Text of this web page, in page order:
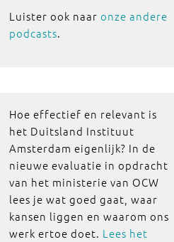
Luister ook naar onze andere
podcasts.
Hoe effectief en relevant is
het Duitsland Instituut
Amsterdam eigenlijk? In de
nieuwe evaluatie in opdracht
van het ministerie van OCW
lees je wat goed gaat, waar
kansen liggen en waarom ons
werk ertoe doet. Lees het